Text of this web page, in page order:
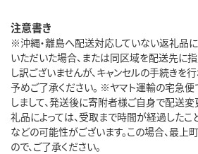
注意書き
※沖縄・離島へ配送対応していない返礼品に
いただいた場合、または同区域を配送先に
し訳ございませんが、キャンセルの手続きを
予めご了承ください。 ※ヤマト運輸の宅急
しまして、発送後に寄附者様ご自身で配送
礼品によっては、受取まで時間が経過した
などの可能性がございます。この場合、最
ので、ご了承ください。